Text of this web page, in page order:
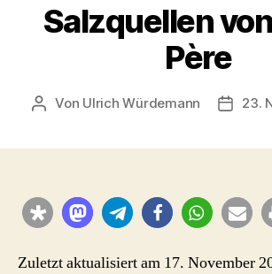
Salzquellen
Père
Beitragsautor
Von Ulrich Würdemann 23.
Zuletzt aktualisiert am 17. November